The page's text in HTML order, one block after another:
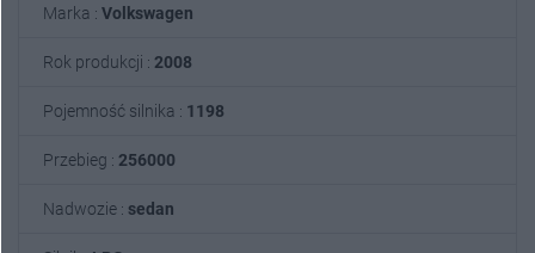
Marka : Volkswagen
Rok produkcji : 2008
Pojemność silnika : 1198
Przebieg : 256000
Nadwozie : sedan